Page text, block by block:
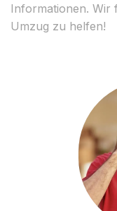
Informationen. Wir
Umzug zu helfen!